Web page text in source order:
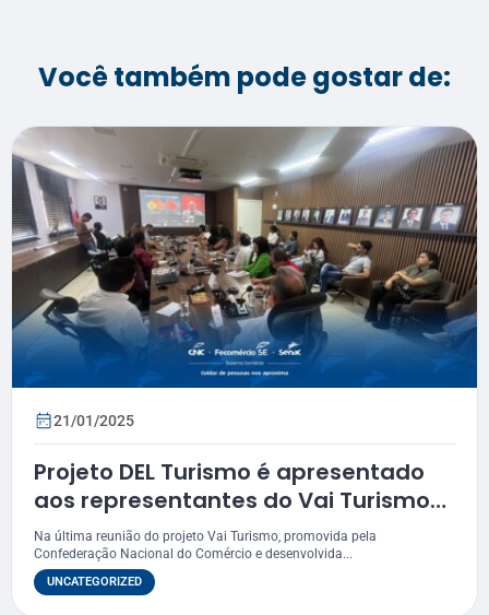
Você também pode gostar de:
21/01/2025
Projeto DEL Turismo é apresentado
aos representantes do Vai Turismo
em Sergipe
Na última reunião do projeto Vai Turismo, promovida pela
Confederação Nacional do Comércio e desenvolvida...
UNCATEGORIZED